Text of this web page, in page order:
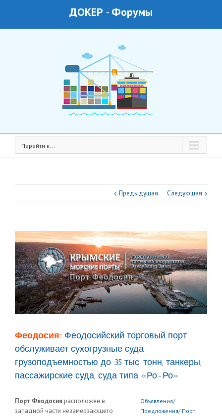
ДОКЕР - Форумы
Перейти к...
Предыдущая Следующая
Феодосия: Феодосийский торговый порт
обслуживает сухогрузные суда
грузоподъемностью до 35 тыс. тонн, танкеры,
пассажирские суда, суда типа «Ро-Ро»
Порт Феодосия расположен в
западной части незамерзающего
Объявления/
Предложения/ Порт